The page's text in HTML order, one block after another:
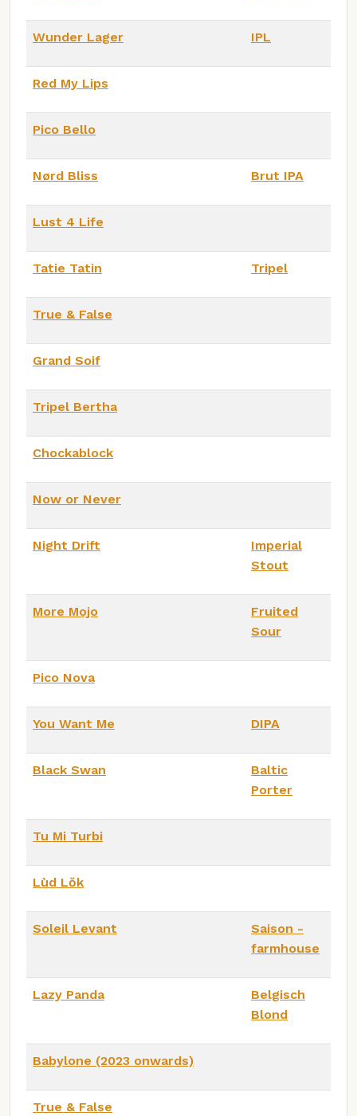
Wunder Lager IPL
Red My Lips
Pico Bello
Nørd Bliss Brut IPA
Lust 4 Life
Tatie Tatin Tripel
True & False
Grand Soif
Tripel Bertha
Chockablock
Now or Never
Night Drift
Imperial
Stout
More Mojo
Fruited
Sour
Pico Nova
You Want Me DIPA
Black Swan
Baltic
Porter
Tu Mi Turbi
Lùd Lŏk
Soleil Levant
Saison -
farmhouse
Lazy Panda
Belgisch
Blond
Babylone (2023 onwards)
True & False